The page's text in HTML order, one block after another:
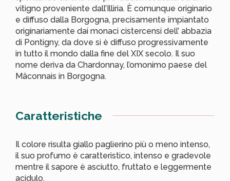
vitigno proveniente dall’Illiria. È comunque originario
e diffuso dalla Borgogna, precisamente impiantato
originariamente dai monaci cistercensi dell’ abbazia
di Pontigny, da dove si è diffuso progressivamente
in tutto il mondo dalla fine del XIX secolo. Il suo
nome deriva da Chardonnay, l’omonimo paese del
Mâconnais in Borgogna.
Caratteristiche
Il colore risulta giallo paglierino più o meno intenso,
il suo profumo è caratteristico, intenso e gradevole
mentre il sapore è asciutto, fruttato e leggermente
acidulo.